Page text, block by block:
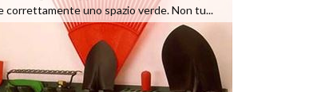
correttamente uno spazio verde. Non tu...